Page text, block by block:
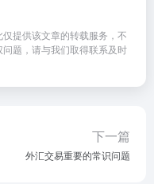
提供该文章的转载服务，不
题，请与我们取得联系及时
下一篇
外汇交易重要的常识问题